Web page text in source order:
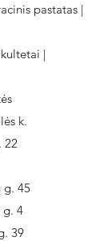
pastatas |
|
k.
22
g. 45
g. 4
39